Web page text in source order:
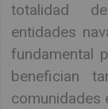
totalidad
entidades
fundamental
benefician
comunidades